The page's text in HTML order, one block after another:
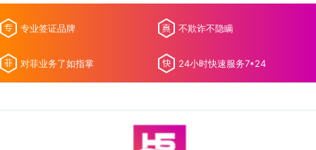
专业签证品牌 不欺诈不隐瞒
对菲业务了如指掌 24小时快速服务7*24